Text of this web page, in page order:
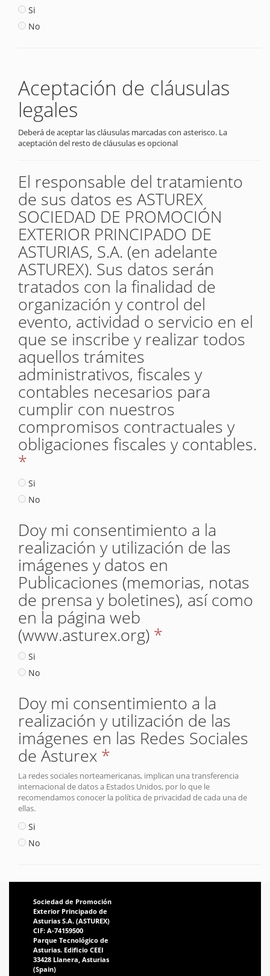
Si
No
Aceptación de cláusulas
legales
Deberá de aceptar las cláusulas marcadas con asterisco. La
aceptación del resto de cláusulas es opcional
El responsable del tratamiento
de sus datos es ASTUREX
SOCIEDAD DE PROMOCIÓN
EXTERIOR PRINCIPADO DE
ASTURIAS, S.A. (en adelante
ASTUREX). Sus datos serán
tratados con la finalidad de
organización y control del
evento, actividad o servicio en el
que se inscribe y realizar todos
aquellos trámites
administrativos, fiscales y
contables necesarios para
cumplir con nuestros
compromisos contractuales y
obligaciones fiscales y contables.
*
Si
No
Doy mi consentimiento a la
realización y utilización de las
imágenes y datos en
Publicaciones (memorias, notas
de prensa y boletines), así como
en la página web
(www.asturex.org) *
Si
No
Doy mi consentimiento a la
realización y utilización de las
imágenes en las Redes Sociales
de Asturex *
La redes sociales norteamericanas, implican una transferencia
internacional de datos a Estados Unidos, por lo que le
recomendamos conocer la política de privacidad de cada una de
ellas.
Si
No
Sociedad de Promoción
Exterior Principado de
Asturias S.A. (ASTUREX)
CIF: A-74159500
Parque Tecnológico de
Asturias. Edificio CEEI
33428 Llanera, Asturias
(Spain)